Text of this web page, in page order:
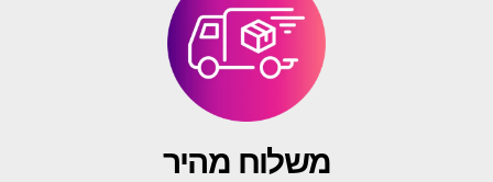
משלוח מהיר